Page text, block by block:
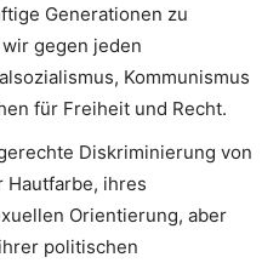
Generationen zu
gegen jeden
Kommunismus
für Freiheit und Recht.
Diskriminierung von
Hautfarbe, ihres
Orientierung, aber
politischen